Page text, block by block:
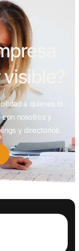
a quienes lo
nosotros y
y directorios.